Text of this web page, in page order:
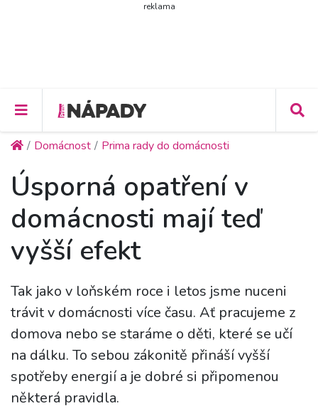
reklama
Domácnost Prima rady do domácnosti
Úsporná opatření v
domácnosti mají teď
vyšší efekt
Tak jako v loňském roce i letos jsme nuceni
trávit v domácnosti více času. Ať pracujeme z
domova nebo se staráme o děti, které se učí
na dálku. To sebou zákonitě přináší vyšší
spotřeby energií a je dobré si připomenou
některá pravidla.